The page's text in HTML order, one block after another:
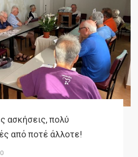
ασκήσεις, πολύ
από ποτέ άλλοτε!